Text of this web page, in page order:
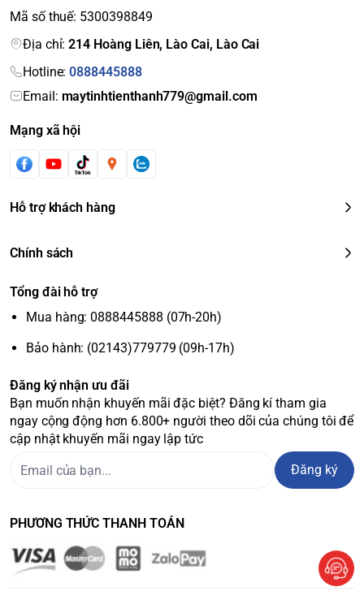
Mã số thuế: 5300398849
Địa chỉ:214 Hoàng Liên, Lào Cai, Lào Cai
Hotline:0888445888
Email: maytinhtienthanh779@gmail.com
Mạng xã hội
Hỗ trợ khách hàng
Chính sách
Tổng đài hỗ trợ
Mua hàng: 0888445888 (07h-20h)
Bảo hành: (02143)779779 (09h-17h)
Đăng ký nhận ưu đãi
Bạn muốn nhận khuyến mãi đặc biệt? Đăng kí tham gia
ngay cộng động hơn 6.800+ người theo dõi của chúng tôi để
cập nhật khuyến mãi ngay lập tức
Đăng ký
PHƯƠNG THỨC THANH TOÁN